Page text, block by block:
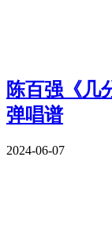
陈百强《几
弹唱谱
2024-06-07